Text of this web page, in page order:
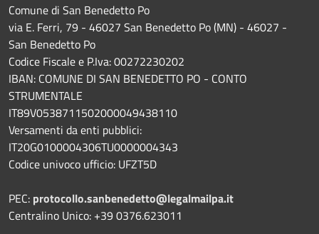
Comune di San Benedetto Po
via E. Ferri, 79 - 46027 San Benedetto Po (MN) - 46027 -
San Benedetto Po
Codice Fiscale e P.Iva: 00272230202
IBAN: COMUNE DI SAN BENEDETTO PO - CONTO
STRUMENTALE
IT89V0538711502000049438110
Versamenti da enti pubblici:
IT20G0100004306TU0000004343
Codice univoco ufficio: UFZT5D
PEC: protocollo.sanbenedetto@legalmailpa.it
Centralino Unico: +39 0376.623011